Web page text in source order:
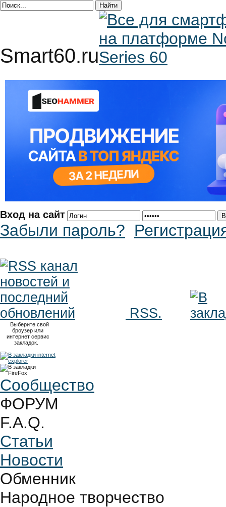
Smart60.ru
Вход на сайт
Забыли пароль?
RSS.
Выберите свой
броузер или
интернет сервис
закладок.
Сообщество
ФОРУМ
F.A.Q.
Статьи
Новости
Обменник
Народное творчество